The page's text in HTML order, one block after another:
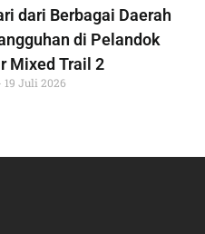
dari Berbagai Daerah
di Pelandok
Mixed Trail 2
19 Juli 2026